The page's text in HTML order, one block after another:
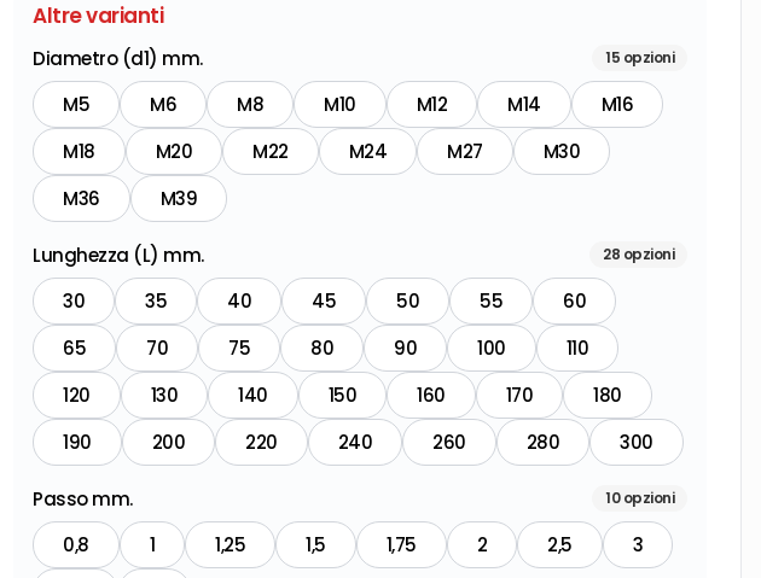
Altre varianti
Diametro (d1) mm. 15 opzioni
M5 M6 M8 M10 M12 M14
M16
M18
M20 M22 M24 M27
M30
M36
M39
Lunghezza (L) mm. 28 opzioni
30 35 40 45 50 55
60
65
70 75 80 90 100
110
120
130 140 150 160 170
180
190
200 220 240 260 280 300
Passo mm. 10 opzioni
0,8 1 1,25 1,5 1,75 2 2,5
3